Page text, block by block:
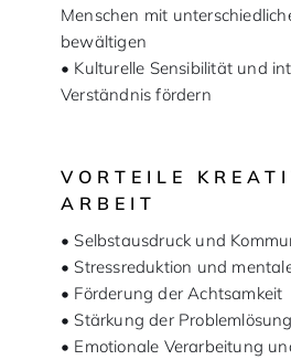
Menschen mit
bewältigen
• Kulturelle Sensibilität und
Verständnis fördern
VORTEILE
ARBEIT
• Selbstausdruck und
• Stressreduktion und
• Förderung der Achtsamkeit
• Stärkung der
• Emotionale Verarbeitung